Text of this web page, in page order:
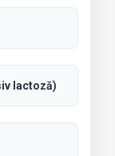
lactoză)